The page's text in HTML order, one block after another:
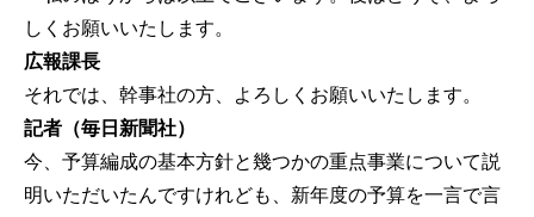
しくお願いいたします。
広報課長
それでは、幹事社の方、よろしくお願いいたします。
記者（毎日新聞社）
今、予算編成の基本方針と幾つかの重点事業について説
明いただいたんですけれども、新年度の予算を一言で言